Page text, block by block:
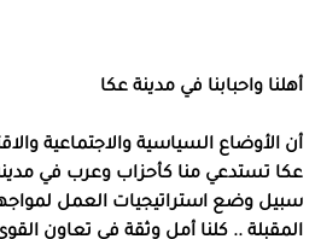
أهلنا واحبابنا في مدينة عكا
أن الأوضاع السياسية والاجتماعية
عكا تستدعي منا كأحزاب وعرب في
سبيل وضع استراتيجيات العمل
المقبلة .. كلنا أمل وثقة في تعاون